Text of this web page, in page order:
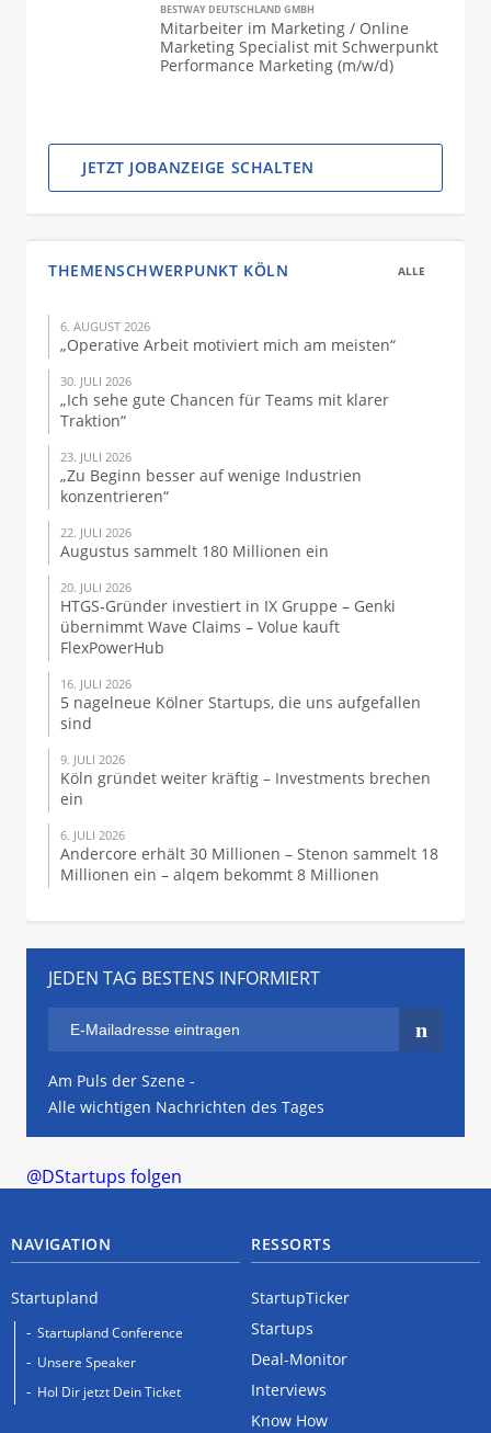
BESTWAY DEUTSCHLAND GMBH
Mitarbeiter im Marketing / Online
Marketing Specialist mit Schwerpunkt
Performance Marketing (m/w/d)
JETZT JOBANZEIGE SCHALTEN
THEMENSCHWERPUNKT KÖLN ALLE
6. AUGUST 2026
„Operative Arbeit motiviert mich am meisten“
30. JULI 2026
„Ich sehe gute Chancen für Teams mit klarer
Traktion“
23. JULI 2026
„Zu Beginn besser auf wenige Industrien
konzentrieren“
22. JULI 2026
Augustus sammelt 180 Millionen ein
20. JULI 2026
HTGS-Gründer investiert in IX Gruppe – Genki
übernimmt Wave Claims – Volue kauft
FlexPowerHub
16. JULI 2026
5 nagelneue Kölner Startups, die uns aufgefallen
sind
9. JULI 2026
Köln gründet weiter kräftig – Investments brechen
ein
6. JULI 2026
Andercore erhält 30 Millionen – Stenon sammelt 18
Millionen ein – alqem bekommt 8 Millionen
JEDEN TAG BESTENS INFORMIERT
Am Puls der Szene -
Alle wichtigen Nachrichten des Tages
@DStartups folgen
NAVIGATION
Startupland
Startupland Conference
Unsere Speaker
Hol Dir jetzt Dein Ticket
RESSORTS
StartupTicker
Startups
Deal-Monitor
Interviews
Know How